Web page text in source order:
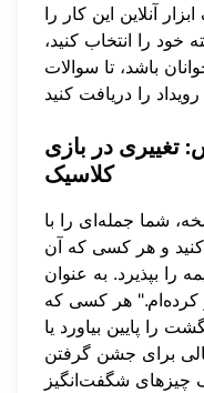
آنلاین این کار را
خود را انتخاب کنید،
باشد، تا سوالات
تغییری در بازی
کلاسیک
شما جمله‌ای را با
و هر کسی که آن
را بپذیرد. به عنوان
کرده‌ام." هر کسی که
را پایین بیاورد یا
برای جشن گرفتن
شگفت‌انگیز